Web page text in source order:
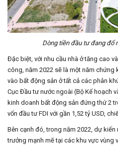
Dòng tiền đầu tư đang đổ
Đặc biệt, với nhu cầu nhà ở tăng cao
công, năm 2022 sẽ là một năm
vào bất động sản ở tất cả các phân
Cục Đầu tư nước ngoài (Bộ Kế hoạch
kinh doanh bất động sản đứng thứ 2
vốn đầu tư FDI với gần 1,52 tỷ USD,
Bên cạnh đó, trong năm 2022, dự
trưởng mạnh mẽ tại các khu vực vùng